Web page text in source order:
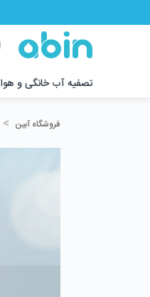
تصفیه آب خانگی و هوا
فروشگاه آبین >